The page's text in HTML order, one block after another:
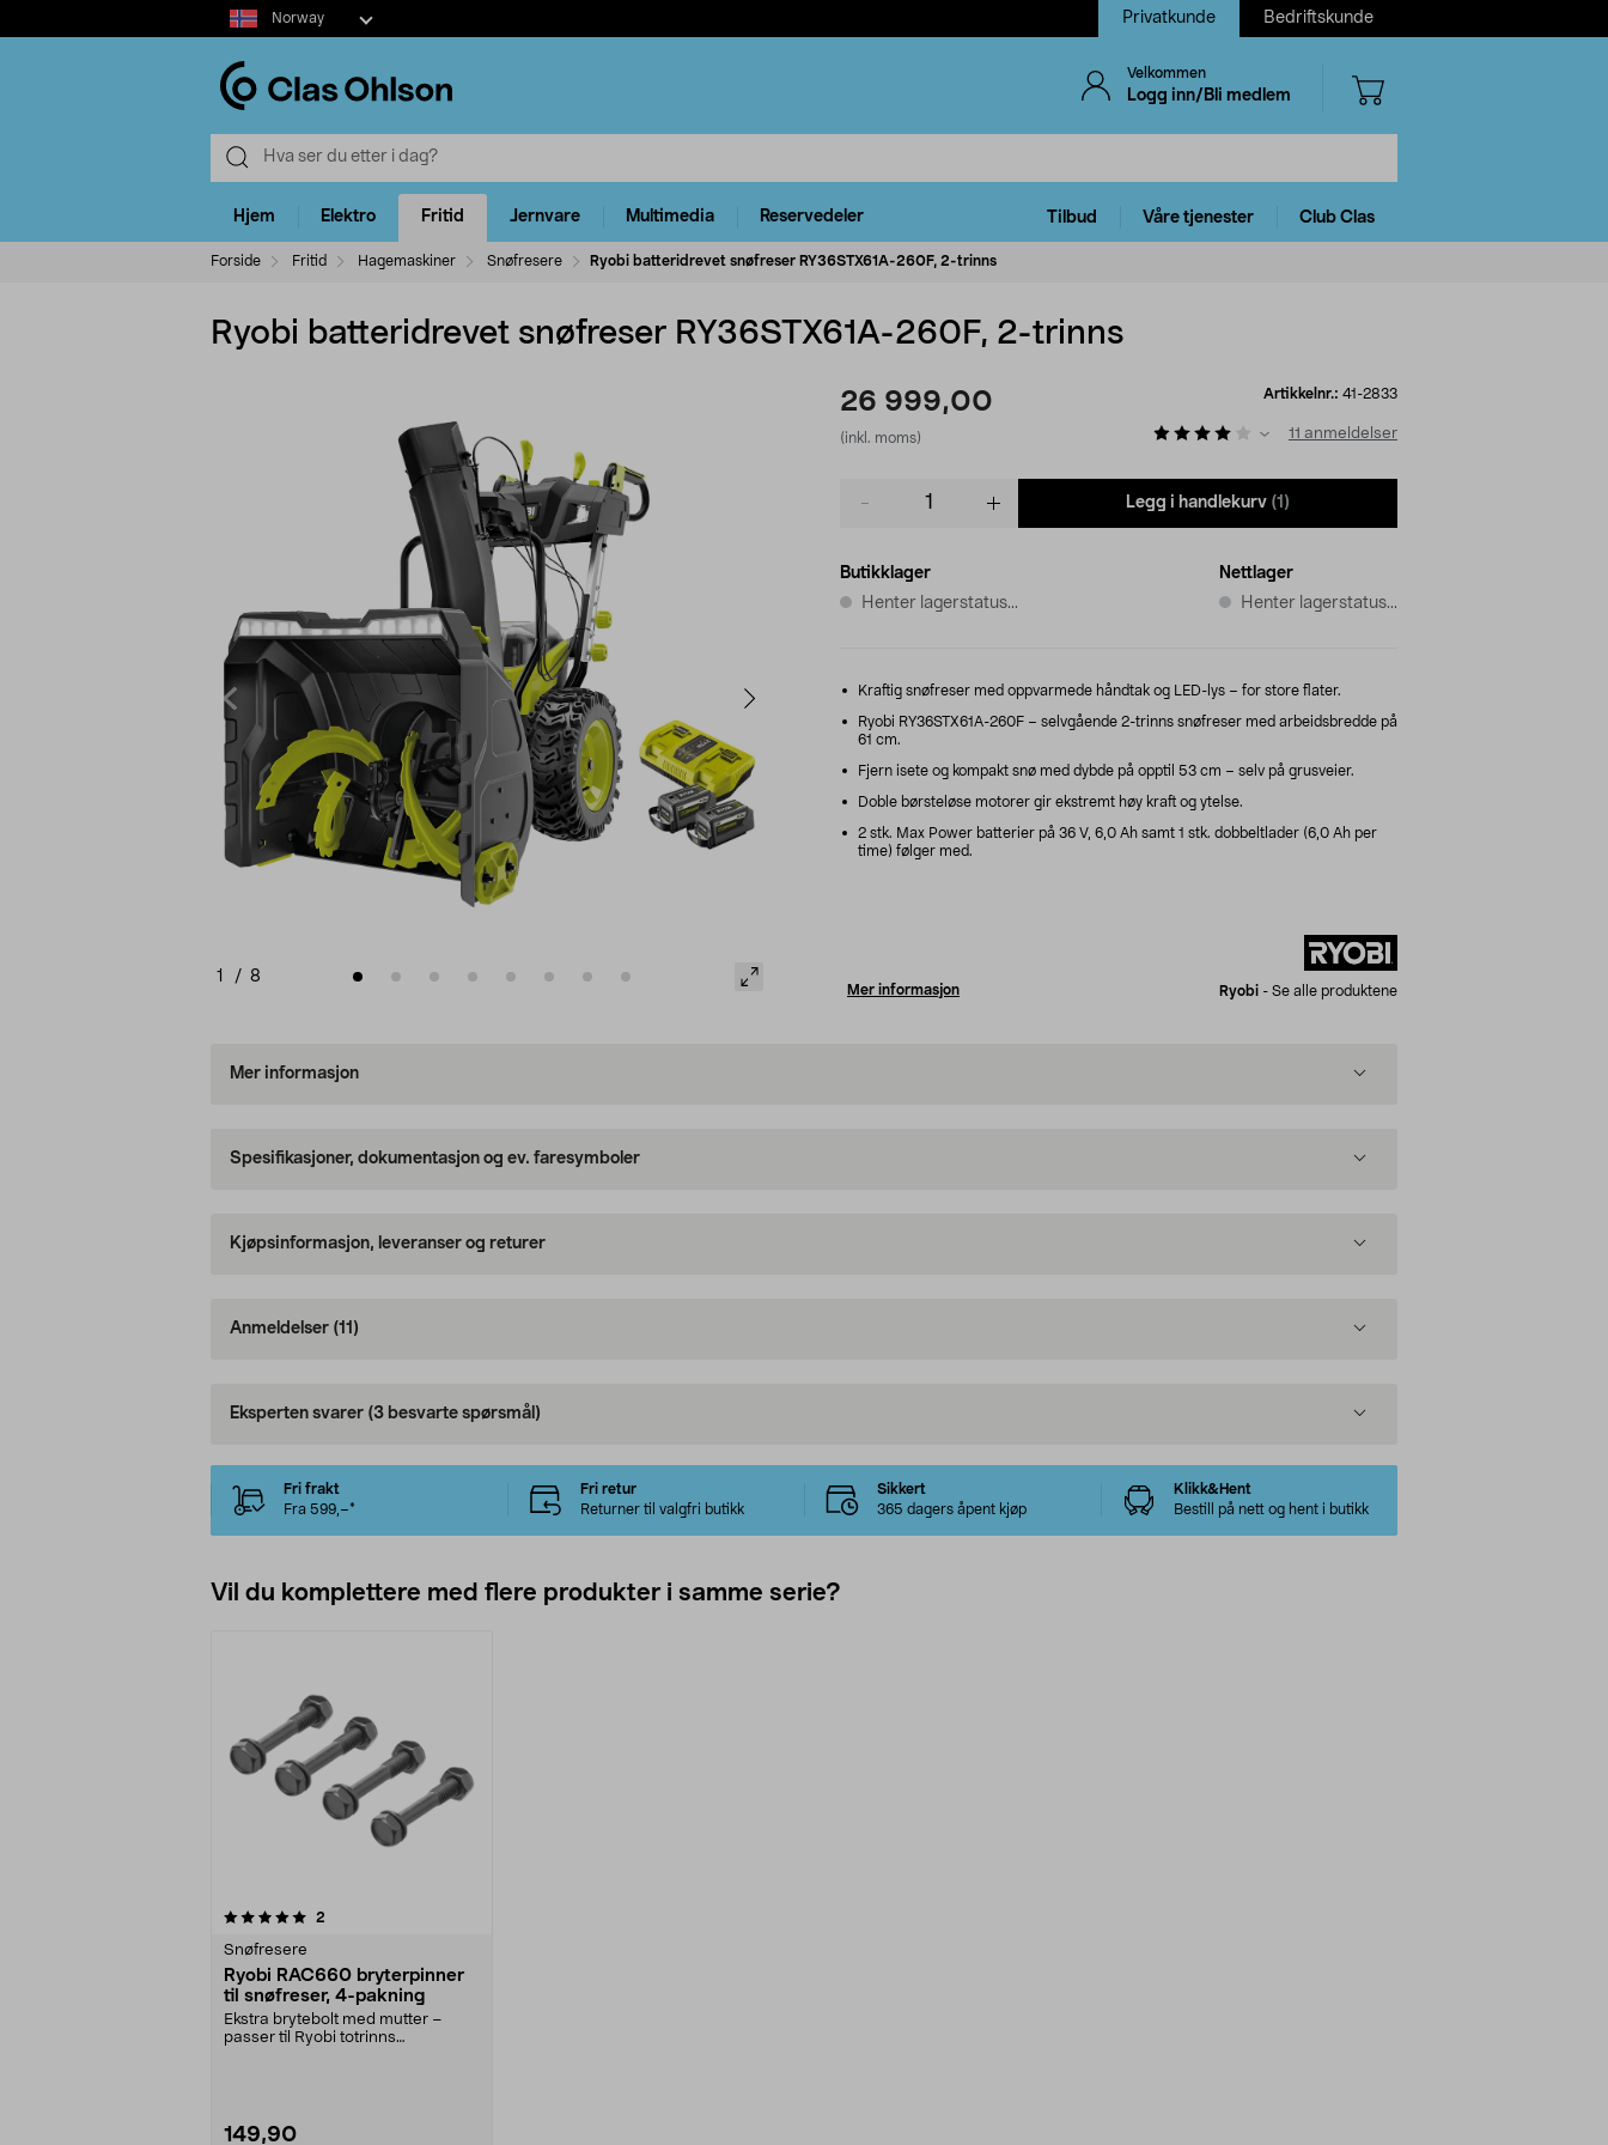
Select
market
Norway Privatkunde Bedriftskunde
Velkommen
Logg inn/Bli medlem
Hjem Elektro Fritid Jernvare Multimedia Reservedeler Tilbud Våre tjenester Club Clas
Forside Fritid Hagemaskiner Snøfresere Ryobi batteridrevet snøfreser RY36STX61A-260F, 2-trinns
Ryobi batteridrevet snøfreser RY36STX61A-260F, 2-trinns
1 / 8
26 999,00
(inkl. moms)
Artikkelnr.: 41-2833
11 anmeldelser
Legg i handlekurv (1)
Butikklager
Henter lagerstatus...
Nettlager
Henter lagerstatus...
Kraftig snøfreser med oppvarmede håndtak og LED-lys – for store flater.
Ryobi RY36STX61A-260F – selvgående 2-trinns snøfreser med arbeidsbredde på
61 cm.
Fjern isete og kompakt snø med dybde på opptil 53 cm – selv på grusveier.
Doble børsteløse motorer gir ekstremt høy kraft og ytelse.
2 stk. Max Power batterier på 36 V, 6,0 Ah samt 1 stk. dobbeltlader (6,0 Ah per
time) følger med.
Mer informasjon Ryobi - Se alle produktene
Mer informasjon
Spesifikasjoner, dokumentasjon og ev. faresymboler
Kjøpsinformasjon, leveranser og returer
Anmeldelser (11)
Eksperten svarer (3 besvarte spørsmål)
Fri frakt
Fra 599,–*
Fri retur
Returner til valgfri butikk
Sikkert
365 dagers åpent kjøp
Klikk&Hent
Bestill på nett og hent i butikk
Vil du komplettere med flere produkter i samme serie?
2
Snøfresere
Ryobi RAC660 bryterpinner
til snøfreser, 4-pakning
Ekstra brytebolt med mutter –
passer til Ryobi totrinns
149,90